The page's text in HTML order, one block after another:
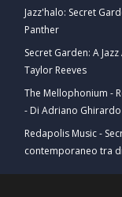
Jazz'halo: Secret
Panther
Secret Garden: A
Taylor Reeves
The Mellophonium -
- Di Adriano Ghirardo
Redapolis Music -
contemporaneo tra